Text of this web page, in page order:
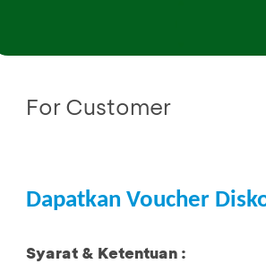
For Customer
Dapatkan Voucher
Syarat & Ketentuan :